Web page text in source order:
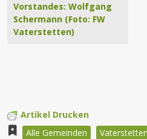
Vorstandes: Wolfgang
Schermann (Foto: FW
Vaterstetten)
Artikel Drucken
Alle Gemeinden
Vaterstetten